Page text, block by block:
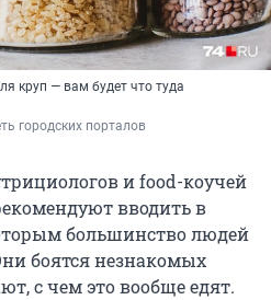
круп — вам будет что туда
городских порталов
и food-коучей
вводить в
большинство людей
боятся незнакомых
с чем это вообще едят.